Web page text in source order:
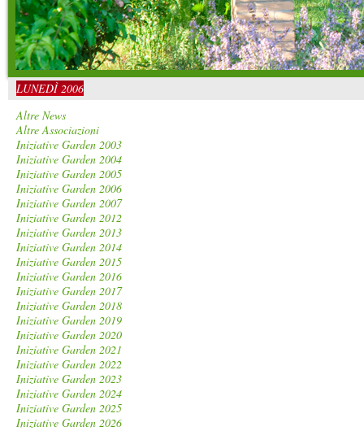
LUNEDÌ 2006
Altre News
Altre Associazioni
Iniziative Garden 2003
Iniziative Garden 2004
Iniziative Garden 2005
Iniziative Garden 2006
Iniziative Garden 2007
Iniziative Garden 2012
Iniziative Garden 2013
Iniziative Garden 2014
Iniziative Garden 2015
Iniziative Garden 2016
Iniziative Garden 2017
Iniziative Garden 2018
Iniziative Garden 2019
Iniziative Garden 2020
Iniziative Garden 2021
Iniziative Garden 2022
Iniziative Garden 2023
Iniziative Garden 2024
Iniziative Garden 2025
Iniziative Garden 2026